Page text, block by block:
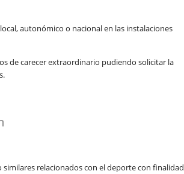
autonómico o nacional en las instalaciones
de carecer extraordinario pudiendo solicitar la
relacionados con el deportecon finalidad